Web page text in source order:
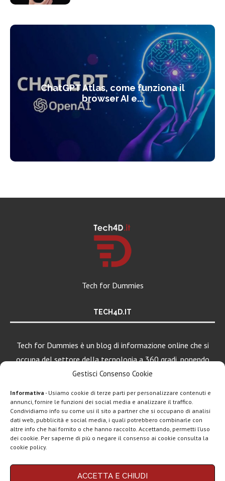
Gestisci Consenso Cookie
Informativa - Usiamo cookie di terze parti per personalizzare contenuti e
annunci, fornire le funzioni dei social media e analizzare il traffico.
Condividiamo info su come usi il sito a partner che si occupano di analisi
dati web, pubblicità e social media, i quali potrebbero combinarle con
altre info che hai fornito o che hanno raccolto. Accettando, permetti l’uso
dei cookie. Per saperne di più o negare il consenso ai cookie consulta la
cookie policy.
ACCETTA E CHIUDI
ChatGPT Atlas, come funziona il
browser AI e...
Tech for Dummies
TECH4D.IT
Tech for Dummies è un blog di informazione online che si
occupa del settore della tecnologia a 360 gradi, ponendo
una particolare attenzione al mondo Android, Apple e
Chi siamo Contatti Disclaimer Privacy policy
LEGGI ANCHE
iPad Pro, MacBook